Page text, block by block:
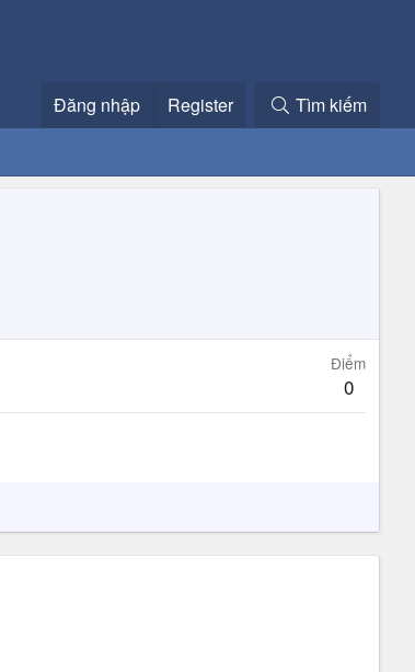
Đăng nhập Register Tìm kiếm
Điểm
0